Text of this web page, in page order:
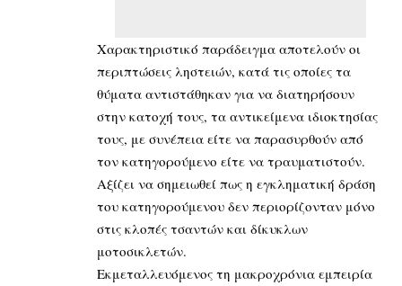
Χαρακτηριστικό παράδειγμα αποτελούν οι
περιπτώσεις ληστειών, κατά τις οποίες τα
θύματα αντιστάθηκαν για να διατηρήσουν
στην κατοχή τους, τα αντικείμενα ιδιοκτησίας
τους, με συνέπεια είτε να παρασυρθούν από
τον κατηγορούμενο είτε να τραυματιστούν.
Αξίζει να σημειωθεί πως η εγκληματική δράση
του κατηγορούμενου δεν περιορίζονταν μόνο
στις κλοπές τσαντών και δίκυκλων
μοτοσικλετών.
Εκμεταλλευόμενος τη μακροχρόνια εμπειρία